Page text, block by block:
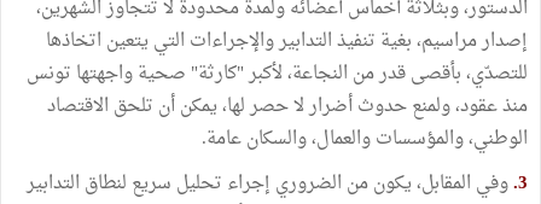
الدستور، وبثلاثة أخماس أعضائه ولمدة محدودة لا تتجاوز الشهرين،
إصدار مراسيم، بغية تنفيذ التدابير والإجراءات التي يتعين اتخاذها
للتصدّي، بأقصى قدر من النجاعة، لأكبر "كارثة" صحية واجهتها تونس
منذ عقود، ولمنع حدوث أضرار لا حصر لها، يمكن أن تلحق الاقتصاد
الوطني، والمؤسسات والعمال، والسكان عامة.
3. وفي المقابل، يكون من الضروري إجراء تحليل سريع لنطاق التدابير